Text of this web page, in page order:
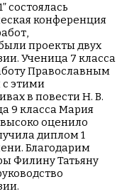
состоялась
конференция
проекты двух
Ученица 7 класса
Православным
этими
в повести Н. В.
9 класса Мария
оценило
диплом 1
Благодарим
Филину Татьяну